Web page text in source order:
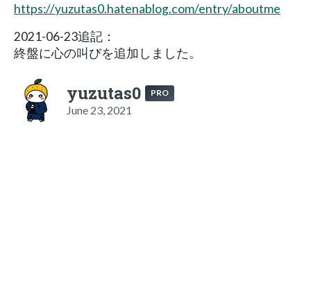
https://yuzutas0.hatenablog.com/entry/aboutme
2021-06-23追記：
終盤に心の叫びを追加しました。
yuzutas0 PRO
June 23, 2021